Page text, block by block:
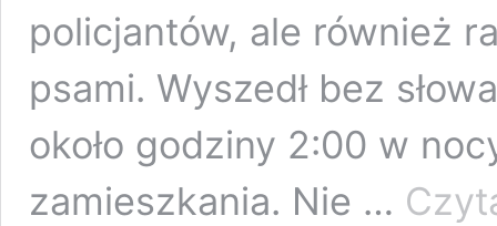
policjantów, ale również
psami. Wyszedł bez
około godziny 2:00 w
zamieszkania. Nie …